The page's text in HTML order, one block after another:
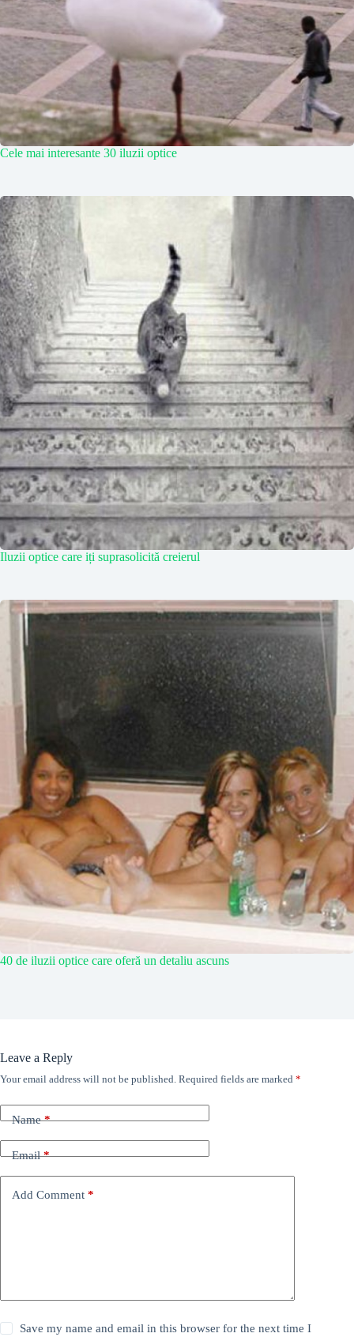
Cele mai interesante 30 iluzii optice
Iluzii optice care iți suprasolicită creierul
40 de iluzii optice care oferă un detaliu ascuns
Leave a Reply
Your email address will not be published. Required fields are marked *
Name*
Email*
Add Comment *
Save my name and email in this browser for the next time I